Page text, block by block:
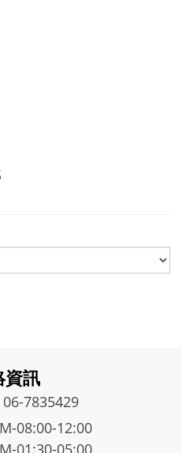
資訊
7835429
08:00-12:00
05:00